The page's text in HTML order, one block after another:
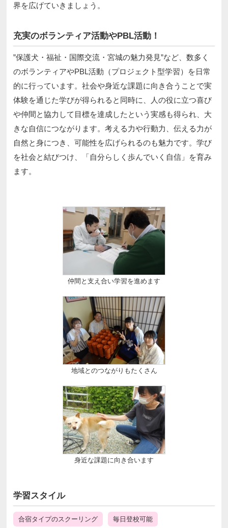
界を広げていきましょう。
充実のボランティア活動やPBL活動！
”保護犬・福祉・国際交流・宮城の魅力発見”など、数多く
のボランティアやPBL活動（プロジェクト型学習）を日常
的に行っています。社会や身近な課題に向き合うことで実
体験を通じた学びが得られると同時に、人の役に立つ喜び
や仲間と協力して目標を達成したという実感も得られ、大
きな自信につながります。考える力や行動力、伝える力が
自然と身につき、可能性を広げられるのも魅力です。学び
を社会と結びつけ、「自分らしく歩んでいく自信」を育み
ます。
仲間と支え合い学習を進めます
地域とのつながりもたくさん
身近な課題に向き合います
学習スタイル
合宿タイプのスクーリング 毎日登校可能